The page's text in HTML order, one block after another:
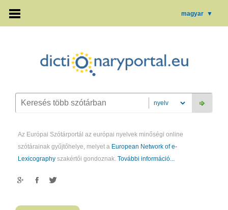
magyar ▼
Az Európai Szótárportál az európai nyelvek minőségi online
szótárainak gyűjtőhelye, melyet a European Network of e-
Lexicography szakértői gondoznak. További információ...